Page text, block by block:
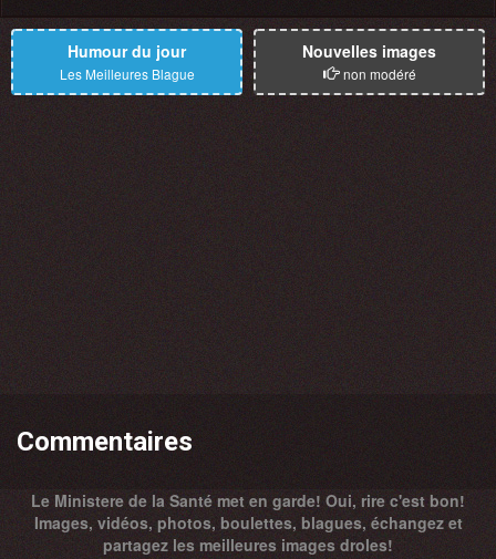
Humour du jour
Les Meilleures Blague
Nouvelles images
non modéré
Commentaires
Le Ministere de la Santé met en garde! Oui, rire c'est bon!
Images, vidéos, photos, boulettes, blagues, échangez et
partagez les meilleures images droles!